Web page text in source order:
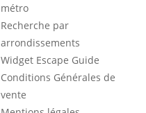
métro
Recherche par
arrondissements
Widget Escape Guide
Conditions Générales de
vente